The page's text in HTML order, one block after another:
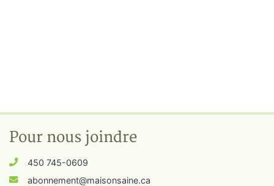
Pour nous joindre
450 745-0609
abonnement@maisonsaine.ca